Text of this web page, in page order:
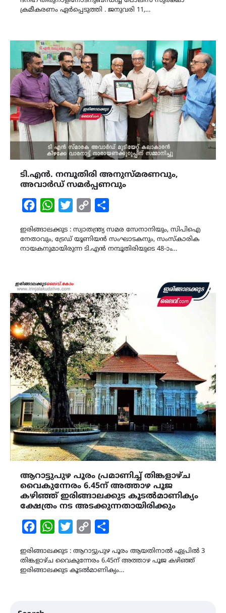
ക്രമീകരണം ഏർപ്പെടുത്തി . ജനുവരി 11,…
ടി.എൻ. നമ്പൂതിരി അനുസ്മരണവും,
അവാർഡ് സമർപ്പണവും
FacebookWhatsAppTwitterCopy
ഇരിങ്ങാലക്കുട : സ്വാതന്ത്ര്യ സമര സേനാനിയും, സിപിഐ
നേതാവും, ട്രേഡ് യൂണിയൻ സംഘാടകനും, സംസ്കാരിക
നായകനുമായിരുന്ന ടി.എൻ നമ്പൂതിരിയുടെ 48-ാം…
ആറാട്ടുപുഴ പൂരം പ്രമാണിച്ച് തിങ്കളാഴ്ച
വൈകുന്നേരം 6.45ന് അത്താഴ പൂജ
കഴിഞ്ഞ് ഇരിങ്ങാലക്കുട കൂടൽമാണിക്യം
ക്ഷേത്രം നട അടക്കുന്നതായിരിക്കും
FacebookWhatsAppTwitterCopy
ഇരിങ്ങാലക്കുട : ആറാട്ടുപുഴ പൂരം ആയതിനാൽ ഏപ്രിൽ 3
തിങ്കളാഴ്ച വൈകുന്നേരം 6.45ന് അത്താഴ പൂജ കഴിഞ്ഞ്
ഇരിങ്ങാലക്കുട കൂടൽമാണിക്യം…